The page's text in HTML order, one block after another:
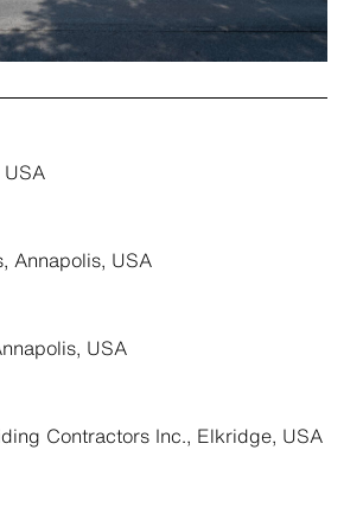
Annapolis, USA
USA
Contractors Inc., Elkridge, USA